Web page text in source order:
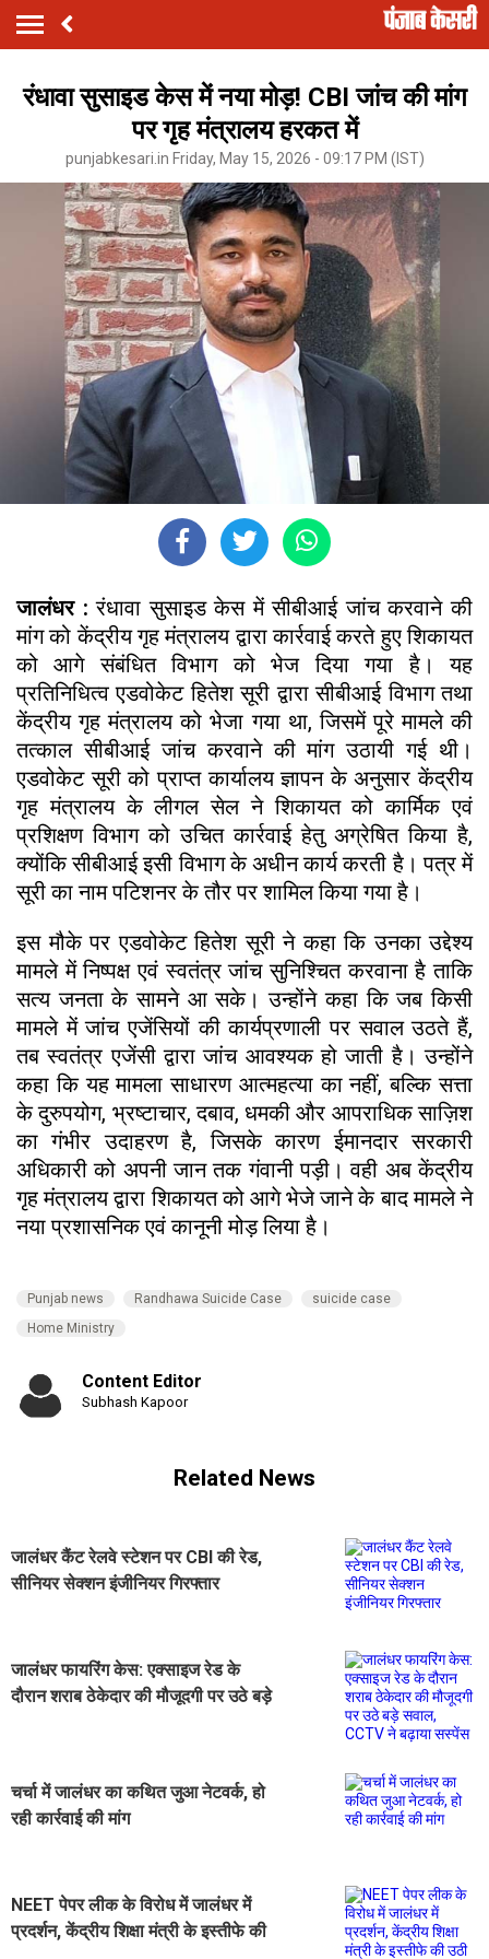
रंधावा सुसाइड केस में नया मोड़! CBI जांच की मांग
पर गृह मंत्रालय हरकत में
punjabkesari.in Friday, May 15, 2026 - 09:17 PM (IST)
जालंधर :रंधावा सुसाइड केस में सीबीआई जांच करवाने की
मांग को केंद्रीय गृह मंत्रालय द्वारा कार्रवाई करते हुए शिकायत
को आगे संबंधित विभाग को भेज दिया गया है। यह
प्रतिनिधित्व एडवोकेट हितेश सूरी द्वारा सीबीआई विभाग तथा
केंद्रीय गृह मंत्रालय को भेजा गया था, जिसमें पूरे मामले की
तत्काल सीबीआई जांच करवाने की मांग उठायी गई थी।
एडवोकेट सूरी को प्राप्त कार्यालय ज्ञापन के अनुसार केंद्रीय
गृह मंत्रालय के लीगल सेल ने शिकायत को कार्मिक एवं
प्रशिक्षण विभाग को उचित कार्रवाई हेतु अग्रेषित किया है,
क्योंकि सीबीआई इसी विभाग के अधीन कार्य करती है। पत्र में
सूरी का नाम पटिशनर के तौर पर शामिल किया गया है।
इस मौके पर एडवोकेट हितेश सूरी ने कहा कि उनका उद्देश्य
मामले में निष्पक्ष एवं स्वतंत्र जांच सुनिश्चित करवाना है ताकि
सत्य जनता के सामने आ सके। उन्होंने कहा कि जब किसी
मामले में जांच एजेंसियों की कार्यप्रणाली पर सवाल उठते हैं,
तब स्वतंत्र एजेंसी द्वारा जांच आवश्यक हो जाती है। उन्होंने
कहा कि यह मामला साधारण आत्महत्या का नहीं, बल्कि सत्ता
के दुरुपयोग, भ्रष्टाचार, दबाव, धमकी और आपराधिक साज़िश
का गंभीर उदाहरण है, जिसके कारण ईमानदार सरकारी
अधिकारी को अपनी जान तक गंवानी पड़ी। वही अब केंद्रीय
गृह मंत्रालय द्वारा शिकायत को आगे भेजे जाने के बाद मामले ने
नया प्रशासनिक एवं कानूनी मोड़ लिया है।
Punjab news Randhawa Suicide Case
suicide case
Home Ministry
Content Editor
Subhash Kapoor
Related News
जालंधर कैंट रेलवे स्टेशन पर CBI की रेड,
सीनियर सेक्शन इंजीनियर गिरफ्तार
जालंधर फायरिंग केस: एक्साइज रेड के
दौरान शराब ठेकेदार की मौजूदगी पर उठे बड़े
चर्चा में जालंधर का कथित जुआ नेटवर्क, हो
रही कार्रवाई की मांग
NEET पेपर लीक के विरोध में जालंधर में
प्रदर्शन, केंद्रीय शिक्षा मंत्री के इस्तीफे की